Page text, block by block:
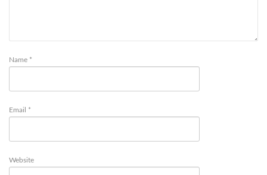
Name *
Email *
Website